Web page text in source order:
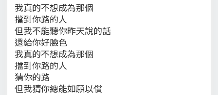
我真的不想成為那個
擋到你路的人
但我不能聽你昨天說的話
還給你好臉色
我真的不想成為那個
擋到你路的人
猜你的路
但我猜你總能如願以償